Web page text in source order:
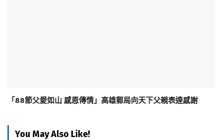
「88節父愛如山 感恩傳情」高雄郵局向天下父親表達感謝
You May Also Like!